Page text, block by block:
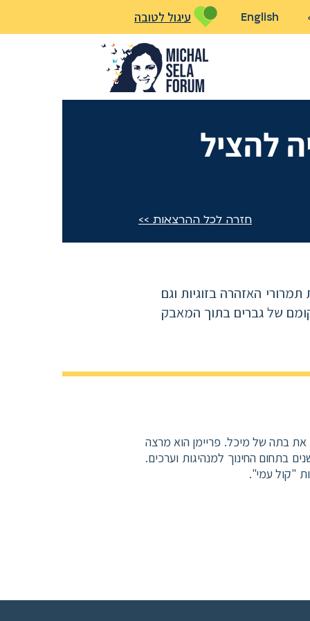
English עיגול לטובה
להציל
חזרה לכל ההרצאות >>
האזהרה בזוגיות וגם
של גברים בתוך המאבק
בתה של מיכל. פריימן הוא מרצה
בתחום החינוך למנהיגות וערכים.
"קול עמי".